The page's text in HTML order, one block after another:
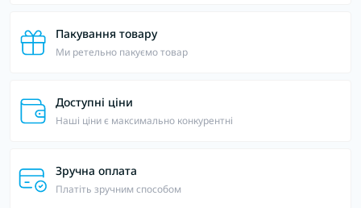
Пакування товару
Ми ретельно пакуємо товар
Доступні ціни
Наші ціни є максимально конкурентні
Зручна оплата
Платіть зручним способом